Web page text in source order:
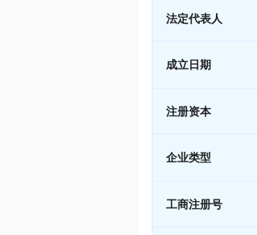
法定代表人
成立日期
注册资本
企业类型
工商注册号